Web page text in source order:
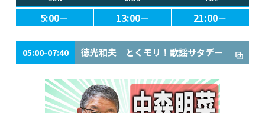
5:00－ 13:00－ 21:00－
05:00-07:40 徳光和夫 とくモリ！歌謡サタデー